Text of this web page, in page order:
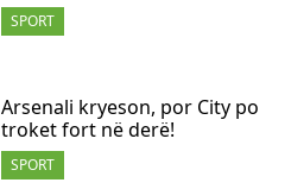
SPORT
SPORT
Arsenali kryeson, por City po
troket fort në derë!